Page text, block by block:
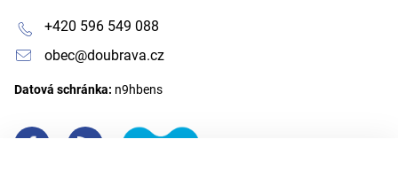
+420 596 549 088
obec@doubrava.cz
Datová schránka: n9hbens